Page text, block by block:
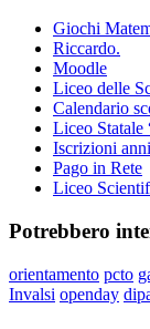
Giochi
Riccardo.
Moodle
Liceo delle
Calendario
Liceo
Iscrizioni
Pago in Rete
Liceo
Potrebbero
orientamento pcto
Invalsi openday